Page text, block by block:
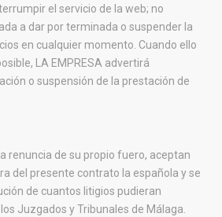
el servicio de la web; no
a dar por terminada o suspender la
en cualquier momento. Cuando ello
LA EMPRESA advertirá
o suspensión de la prestación de
renuncia de su propio fuero, aceptan
del presente contrato la española y se
de cuantos litigios pudieran
Juzgados y Tribunales de Málaga.